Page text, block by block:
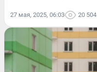
27 мая, 2025, 06:03 20 504